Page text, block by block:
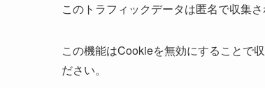
このトラフィックデータは匿名で収集
この機能はCookieを無効にすることで
ださい。